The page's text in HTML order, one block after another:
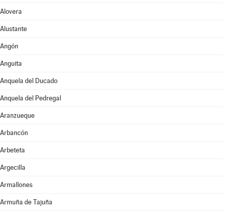
Alovera
Alustante
Angón
Anguita
Anquela del Ducado
Anquela del Pedregal
Aranzueque
Arbancón
Arbeteta
Argecilla
Armallones
Armuña de Tajuña